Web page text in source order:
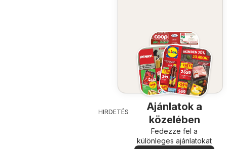
Ajánlatok a
közelében
Fedezze fel a
különleges ajánlatokat
HIRDETÉS